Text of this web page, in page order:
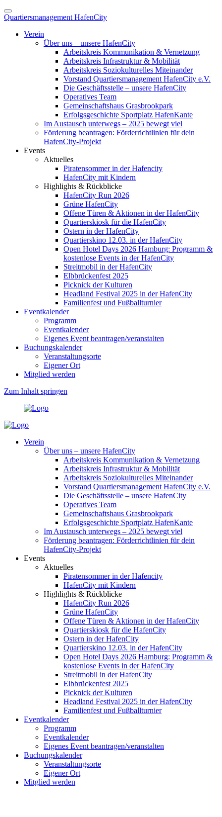
Quartiersmanagement HafenCity
Verein
Über uns – unsere HafenCity
Arbeitskreis Kommunikation & Vernetzung
Arbeitskreis Infrastruktur & Mobilität
Arbeitskreis Soziokulturelles Miteinander
Vorstand Quartiersmanagement HafenCity e.V.
Die Geschäftsstelle – unsere HafenCity
Operatives Team
Gemeinschaftshaus Grasbrookpark
Erfolgsgeschichte Sportplatz HafenKante
Im Austausch unterwegs – 2025 bewegt viel
Förderung beantragen: Förderrichtlinien für dein
HafenCity-Projekt
Events
Aktuelles
Piratensommer in der Hafencity
HafenCity mit Kindern
Highlights & Rückblicke
HafenCity Run 2026
Grüne HafenCity
Offene Türen & Aktionen in der HafenCity
Quartierskiosk für die HafenCity
Ostern in der HafenCity
Quartierskino 12.03. in der HafenCity
Open Hotel Days 2026 Hamburg: Programm &
kostenlose Events in der HafenCity
Streitmobil in der HafenCity
Elbbrückenfest 2025
Picknick der Kulturen
Headland Festival 2025 in der HafenCity
Familienfest und Fußballturnier
Eventkalender
Programm
Eventkalender
Eigenes Event beantragen/veranstalten
Buchungskalender
Veranstaltungsorte
Eigener Ort
Mitglied werden
Zum Inhalt springen
Verein
Über uns – unsere HafenCity
Arbeitskreis Kommunikation & Vernetzung
Arbeitskreis Infrastruktur & Mobilität
Arbeitskreis Soziokulturelles Miteinander
Vorstand Quartiersmanagement HafenCity e.V.
Die Geschäftsstelle – unsere HafenCity
Operatives Team
Gemeinschaftshaus Grasbrookpark
Erfolgsgeschichte Sportplatz HafenKante
Im Austausch unterwegs – 2025 bewegt viel
Förderung beantragen: Förderrichtlinien für dein
HafenCity-Projekt
Events
Aktuelles
Piratensommer in der Hafencity
HafenCity mit Kindern
Highlights & Rückblicke
HafenCity Run 2026
Grüne HafenCity
Offene Türen & Aktionen in der HafenCity
Quartierskiosk für die HafenCity
Ostern in der HafenCity
Quartierskino 12.03. in der HafenCity
Open Hotel Days 2026 Hamburg: Programm &
kostenlose Events in der HafenCity
Streitmobil in der HafenCity
Elbbrückenfest 2025
Picknick der Kulturen
Headland Festival 2025 in der HafenCity
Familienfest und Fußballturnier
Eventkalender
Programm
Eventkalender
Eigenes Event beantragen/veranstalten
Buchungskalender
Veranstaltungsorte
Eigener Ort
Mitglied werden